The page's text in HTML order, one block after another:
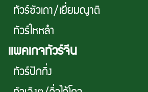
ทัวร์ซัวเถา/เยี่ยมญาติ
ทัวร์ไหหลำ
เเพคเกจทัวร์จีน
ทัวร์ปักกิ่ง